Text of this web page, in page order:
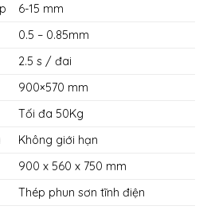
6-15 mm
0.5 – 0.85mm
2.5 s / đai
900×570 mm
Tối đa 50Kg
Không giới hạn
900 x 560 x 750 mm
Thép phun sơn tĩnh điện